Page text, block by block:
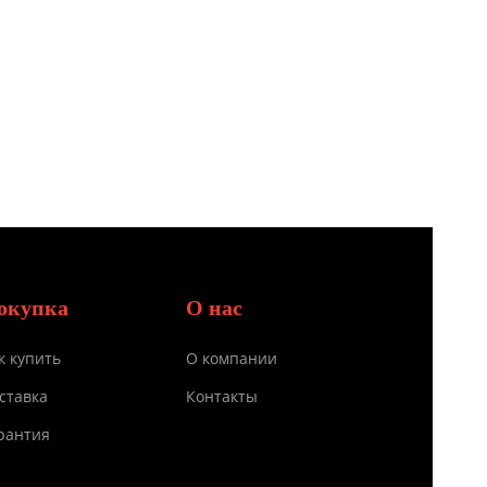
купить
О нас
О компании
Контакты